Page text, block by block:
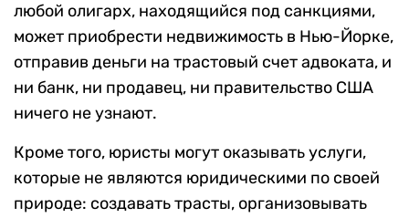
любой олигарх, находящийся под санкциями,
может приобрести недвижимость в Нью-Йорке,
отправив деньги на трастовый счет адвоката, и
ни банк, ни продавец, ни правительство США
ничего не узнают.
Кроме того, юристы могут оказывать услуги,
которые не являются юридическими по своей
природе: создавать трасты, организовывать